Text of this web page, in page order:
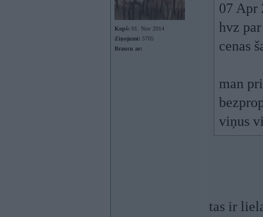
Kopš: 01. Nov 2014
Ziņojumi: 5705
Braucu ar:
07 Apr
hvz
cenas
man
viņus
tas ir